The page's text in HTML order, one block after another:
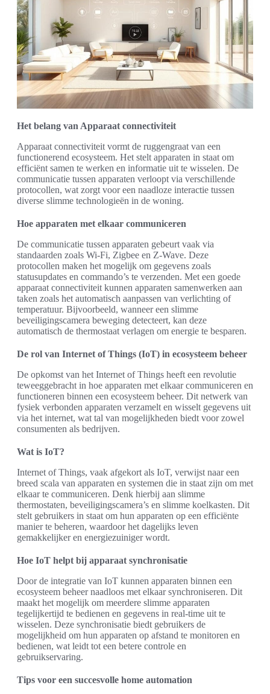
Het belang van Apparaat connectiviteit
Apparaat connectiviteit vormt de ruggengraat van een
functionerend ecosysteem. Het stelt apparaten in staat om
efficiënt samen te werken en informatie uit te wisselen. De
communicatie tussen apparaten verloopt via verschillende
protocollen, wat zorgt voor een naadloze interactie tussen
diverse slimme technologieën in de woning.
Hoe apparaten met elkaar communiceren
De communicatie tussen apparaten gebeurt vaak via
standaarden zoals Wi-Fi, Zigbee en Z-Wave. Deze
protocollen maken het mogelijk om gegevens zoals
statusupdates en commando’s te verzenden. Met een goede
apparaat connectiviteit kunnen apparaten samenwerken aan
taken zoals het automatisch aanpassen van verlichting of
temperatuur. Bijvoorbeeld, wanneer een slimme
beveiligingscamera beweging detecteert, kan deze
automatisch de thermostaat verlagen om energie te besparen.
De rol van Internet of Things (IoT) in ecosysteem beheer
De opkomst van het Internet of Things heeft een revolutie
teweeggebracht in hoe apparaten met elkaar communiceren en
functioneren binnen een ecosysteem beheer. Dit netwerk van
fysiek verbonden apparaten verzamelt en wisselt gegevens uit
via het internet, wat tal van mogelijkheden biedt voor zowel
consumenten als bedrijven.
Wat is IoT?
Internet of Things, vaak afgekort als IoT, verwijst naar een
breed scala van apparaten en systemen die in staat zijn om met
elkaar te communiceren. Denk hierbij aan slimme
thermostaten, beveiligingscamera’s en slimme koelkasten. Dit
stelt gebruikers in staat om hun apparaten op een efficiënte
manier te beheren, waardoor het dagelijks leven
gemakkelijker en energiezuiniger wordt.
Hoe IoT helpt bij apparaat synchronisatie
Door de integratie van IoT kunnen apparaten binnen een
ecosysteem beheer naadloos met elkaar synchroniseren. Dit
maakt het mogelijk om meerdere slimme apparaten
tegelijkertijd te bedienen en gegevens in real-time uit te
wisselen. Deze synchronisatie biedt gebruikers de
mogelijkheid om hun apparaten op afstand te monitoren en
bedienen, wat leidt tot een betere controle en
gebruikservaring.
Tips voor een succesvolle home automation